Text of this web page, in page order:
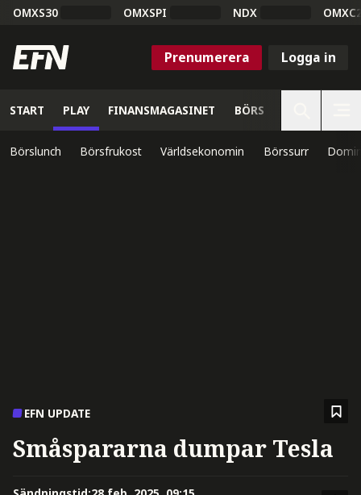
OMXS30 OMXSPI NDX
Prenumerera Logga in
START PLAY FINANSMAGASINET BÖRS
Börslunch Börsfrukost Världsekonomin Börssurr
EFN UPDATE
Småspararna dumpar Tesla